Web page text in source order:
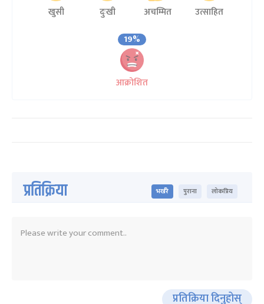
खुसी दुःखी अचम्मित
उत्साहित
19%
आक्रोशित
प्रतिक्रिया भर्खरै पुराना लोकप्रिय
प्रतिक्रिया दिनुहोस्